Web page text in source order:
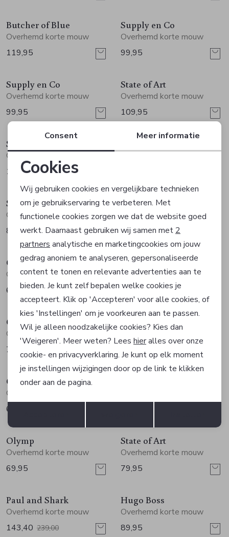
Butcher of Blue
Overhemd korte mouw
119,95
Supply en Co
Overhemd korte mouw
99,95
Supply en Co
Overhemd korte mouw
99,95
State of Art
Overhemd korte mouw
109,95
State of Art
Overhemd korte mouw
109,95
State of Art
Overhemd korte mouw
89,95
Cast Iron
Overhemd korte mouw
89,99
Olymp
Overhemd korte mouw
69,95
Olymp
Overhemd korte mouw
89,95
Olymp
Overhemd korte mouw
79,95
Olymp
69,95
Olymp
Overhemd korte mouw
69,95
Olymp
Overhemd korte mouw
69,95
State of Art
Overhemd korte mouw
79,95
Sale
Paul and Shark
Overhemd korte mouw
143,40 239,00
Hugo Boss
Overhemd korte mouw
89,95
Personalisatie cookies
Analytische cookies
Marketing cookies
Terug Opslaan
Consent Meer informatie
Cookies
Wij gebruiken cookies en vergelijkbare technieken
om je gebruikservaring te verbeteren. Met
functionele cookies zorgen we dat de website goed
werkt. Daarnaast gebruiken wij samen met 2
partners analytische en marketingcookies om jouw
gedrag anoniem te analyseren, gepersonaliseerde
content te tonen en relevante advertenties aan te
bieden. Je kunt zelf bepalen welke cookies je
accepteert. Klik op 'Accepteren' voor alle cookies, of
kies 'Instellingen' om je voorkeuren aan te passen.
Wil je alleen noodzakelijke cookies? Kies dan
'Weigeren'. Meer weten? Lees hieralles over onze
cookie- en privacyverklaring. Je kunt op elk moment
je instellingen wijzigingen door op de link te klikken
onder aan de pagina.